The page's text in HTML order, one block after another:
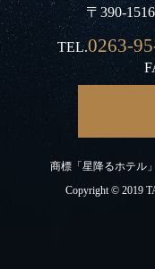
〒390-
TEL.0263-
商標「星降るホテル
Copyright © 2019